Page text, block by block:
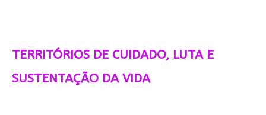
TERRITÓRIOS DE CUIDADO, LUTA E
SUSTENTAÇÃO DA VIDA